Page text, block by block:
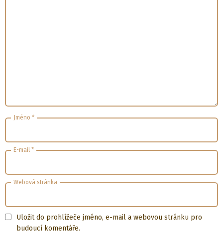
Jméno *
E-mail *
Webová stránka
Uložit do prohlížeče jméno, e-mail a webovou stránku pro
budoucí komentáře.